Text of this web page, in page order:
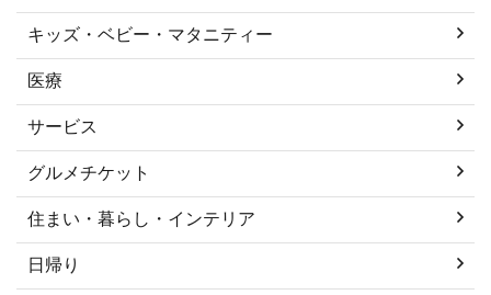
キッズ・ベビー・マタニティー
医療
サービス
グルメチケット
住まい・暮らし・インテリア
日帰り